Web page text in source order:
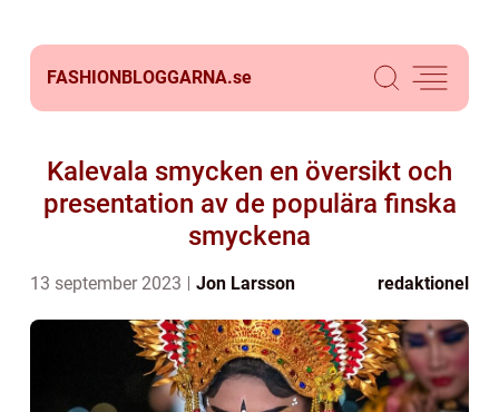
FASHIONBLOGGARNA.se
Kalevala smycken en översikt och
presentation av de populära finska
smyckena
13 september 2023 Jon Larsson redaktionel